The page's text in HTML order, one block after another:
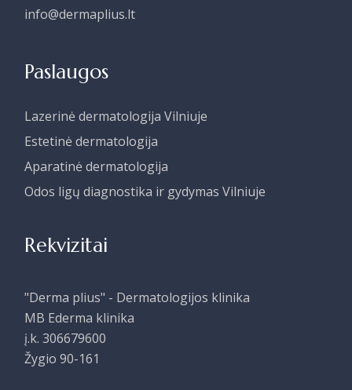
info@dermaplius.lt
Paslaugos
Lazerinė dermatologija Vilniuje
Estetinė dermatologija
Aparatinė dermatologija
Odos ligų diagnostika ir gydymas Vilniuje
Rekvizitai
"Derma plius" - Dermatologijos klinika
MB Ederma klinika
į.k. 306679600
Žygio 90-161